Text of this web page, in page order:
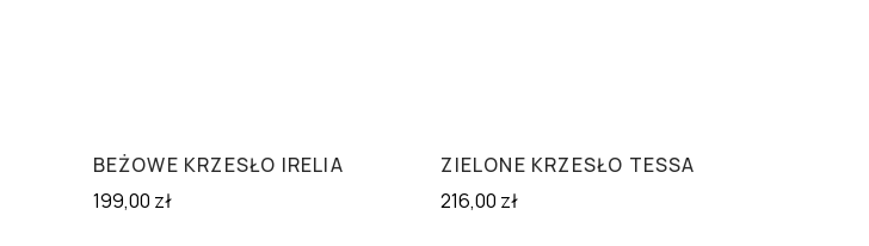
BEŻOWE KRZESŁO IRELIA
199,00 zł
ZIELONE KRZESŁO TESSA
216,00 zł